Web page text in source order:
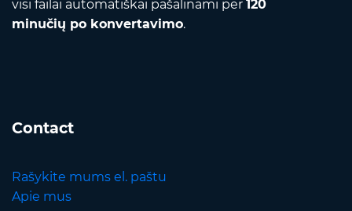
visi failai automatiškai pašalinami per 120
minučių po konvertavimo.
Contact
Rašykite mums el. paštu
Apie mus